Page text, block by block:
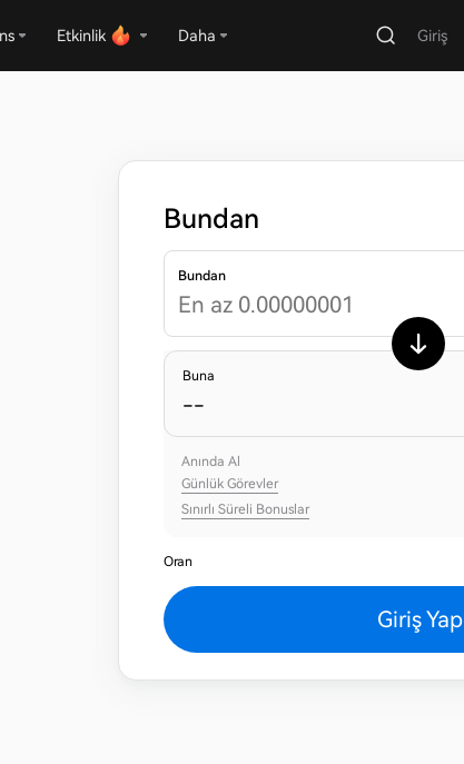
Etkinlik Daha Giriş
Bundan
Bundan
Buna
--
Anında Al
Günlük Görevler
Sınırlı Süreli Bonuslar
Oran
Giriş Yap